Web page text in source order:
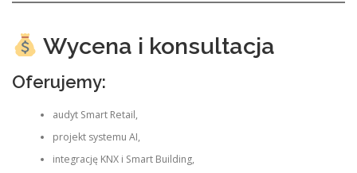
Wycena i konsultacja
Oferujemy:
audyt Smart Retail,
projekt systemu AI,
integrację KNX i Smart Building,